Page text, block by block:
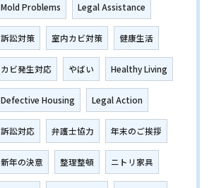
Mold Problems Legal Assistance
訴訟対策 室内カビ対策 健康生活
カビ発生対応 やばい Healthy Living
Defective Housing Legal Action
訴訟対応 弁護士協力 年末のご挨拶
新年の決意 整理整頓 ニトリ家具